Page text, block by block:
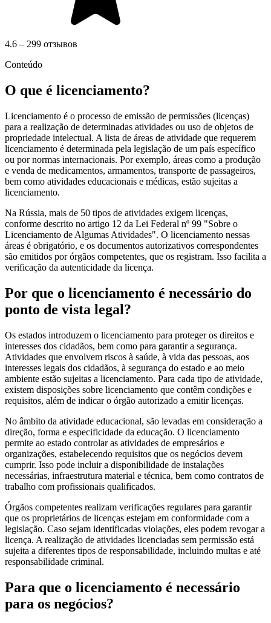
4.6 – 299 отзывов
Conteúdo
O que é licenciamento?
Licenciamento é o processo de emissão de permissões (licenças)
para a realização de determinadas atividades ou uso de objetos de
propriedade intelectual. A lista de áreas de atividade que requerem
licenciamento é determinada pela legislação de um país específico
ou por normas internacionais. Por exemplo, áreas como a produção
e venda de medicamentos, armamentos, transporte de passageiros,
bem como atividades educacionais e médicas, estão sujeitas a
licenciamento.
Na Rússia, mais de 50 tipos de atividades exigem licenças,
conforme descrito no artigo 12 da Lei Federal nº 99 "Sobre o
Licenciamento de Algumas Atividades". O licenciamento nessas
áreas é obrigatório, e os documentos autorizativos correspondentes
são emitidos por órgãos competentes, que os registram. Isso facilita a
verificação da autenticidade da licença.
Por que o licenciamento é necessário do
ponto de vista legal?
Os estados introduzem o licenciamento para proteger os direitos e
interesses dos cidadãos, bem como para garantir a segurança.
Atividades que envolvem riscos à saúde, à vida das pessoas, aos
interesses legais dos cidadãos, à segurança do estado e ao meio
ambiente estão sujeitas a licenciamento. Para cada tipo de atividade,
existem disposições sobre licenciamento que contêm condições e
requisitos, além de indicar o órgão autorizado a emitir licenças.
No âmbito da atividade educacional, são levadas em consideração a
direção, forma e especificidade da educação. O licenciamento
permite ao estado controlar as atividades de empresários e
organizações, estabelecendo requisitos que os negócios devem
cumprir. Isso pode incluir a disponibilidade de instalações
necessárias, infraestrutura material e técnica, bem como contratos de
trabalho com profissionais qualificados.
Órgãos competentes realizam verificações regulares para garantir
que os proprietários de licenças estejam em conformidade com a
legislação. Caso sejam identificadas violações, eles podem revogar a
licença. A realização de atividades licenciadas sem permissão está
sujeita a diferentes tipos de responsabilidade, incluindo multas e até
responsabilidade criminal.
Para que o licenciamento é necessário
para os negócios?